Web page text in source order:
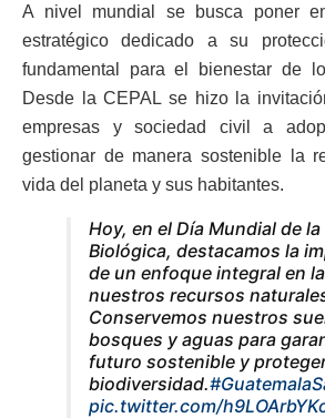
A nivel mundial se busca poner
estratégico dedicado a su
fundamental para el bienestar de
Desde la CEPAL se hizo la
empresas y sociedad civil a
gestionar de manera sostenible la
vida del planeta y sus habitantes.
Hoy, en el Día Mundial de
Biológica, destacamos la
de un enfoque integral en
nuestros recursos
Conservemos nuestros
bosques y aguas para
futuro sostenible y
biodiversidad.
pic.twitter.com/